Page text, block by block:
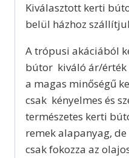
Kiválasztott kerti
belül házhoz
A trópusi akáciából
bútor kiváló ár/érték
a magas minőségű
csak kényelmes és
természetes kerti
remek alapanyag,
csak fokozza az